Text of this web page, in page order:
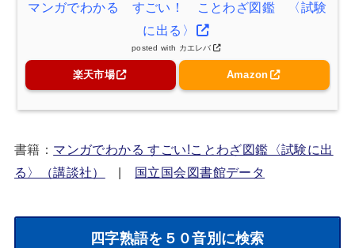
マンガでわかる すごい！ ことわざ図鑑 〈試験
に出る〉
posted with カエレバ
楽天市場 Amazon
書籍： マンガでわかる すごい!ことわざ図鑑〈試験に出
る〉（講談社）
| 国立国会図書館データ
四字熟語を５０音別に検索